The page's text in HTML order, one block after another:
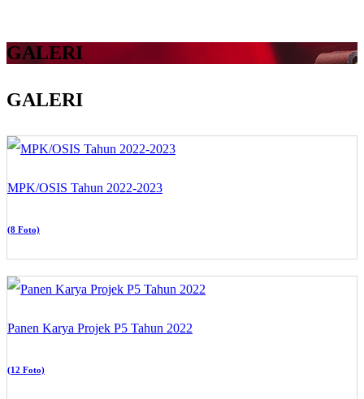
GALERI
GALERI
MPK/OSIS Tahun 2022-2023
(8 Foto)
Panen Karya Projek P5 Tahun 2022
(12 Foto)